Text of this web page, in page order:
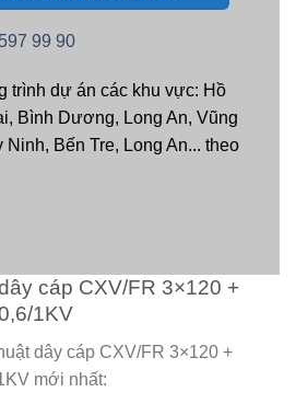
99 90
trình dự án các khu vực: Hồ
Bình Dương, Long An, Vũng
Bến Tre, Long An... theo
cáp CXV/FR 3×120 +
1KV
dây cáp CXV/FR 3×120 +
mới nhất: